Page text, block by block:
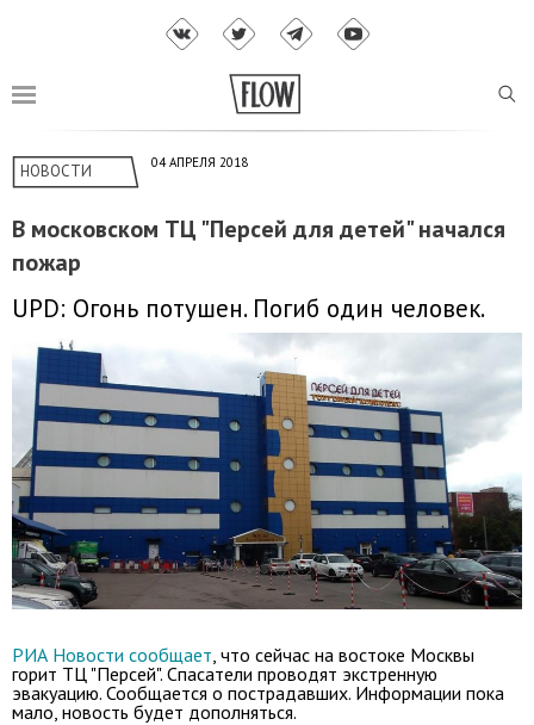
НОВОСТИ 04 АПРЕЛЯ 2018
В московском ТЦ "Персей для детей" начался
пожар
UPD: Огонь потушен. Погиб один человек.
РИА Новости сообщает , что сейчас на востоке Москвы
горит ТЦ "Персей". Спасатели проводят экстренную
эвакуацию. Сообщается о пострадавших. Информации пока
мало, новость будет дополняться.